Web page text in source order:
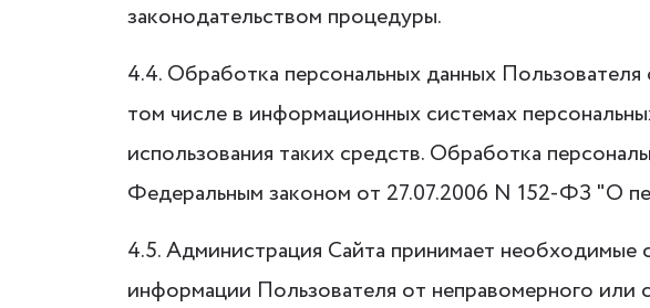
законодательством процедуры.
4.4. Обработка персональных данных
том числе в информационных системах
использования таких средств. Обработка
Федеральным законом от 27.07.2006 N 152-ФЗ "О
4.5. Администрация Сайта принимает необходимые
информации Пользователя от неправомерного или